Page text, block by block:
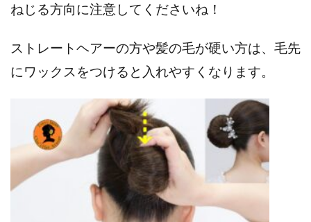
ねじる方向に注意してくださいね！
ストレートヘアーの方や髪の毛が硬い方は、毛先
にワックスをつけると入れやすくなります。